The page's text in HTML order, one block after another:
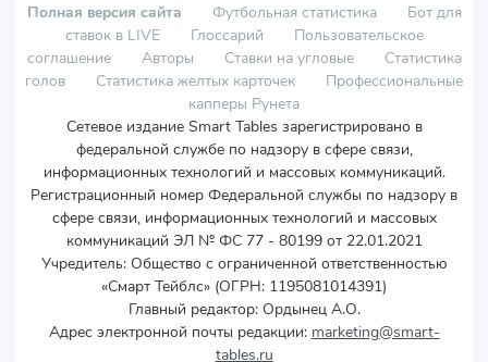
Полная версия сайта Футбольная статистика
Бот для
ставок в LIVE
Глоссарий
Пользовательское
соглашение
Авторы Ставки на угловые
Статистика
голов
Статистика желтых карточек
Профессиональные
капперы Рунета
Сетевое издание Smart Tables зарегистрировано в
федеральной службе по надзору в сфере связи,
информационных технологий и массовых коммуникаций.
Регистрационный номер Федеральной службы по надзору в
сфере связи, информационных технологий и массовых
коммуникаций ЭЛ № ФС 77 - 80199 от 22.01.2021
Учредитель: Общество с ограниченной ответственностью
«Смарт Тейблс» (ОГРН: 1195081014391)
Главный редактор: Ордынец А.О.
Адрес электронной почты редакции: marketing@smart-
tables.ru